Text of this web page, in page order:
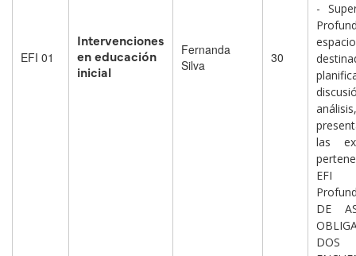
EFI 01
Intervenciones
en educación
inicial
Fernanda
Silva
30
-
espacio
las
DE
DOS